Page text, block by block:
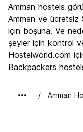
Gece hayatı
Ekonomik
Amman hostels
Amman ve
için boşuna. Ve
şeyler için kontrol
Hostelworld.com
Backpackers
Amman